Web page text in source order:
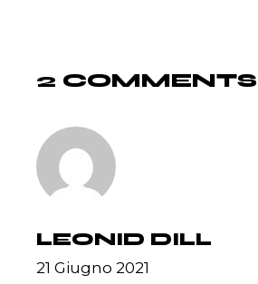
2 COMMENTS
LEONID DILL
21 Giugno 2021